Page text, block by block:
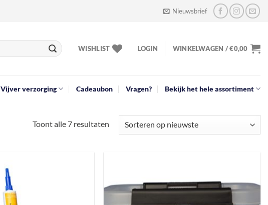
Nieuwsbrief
WISHLIST LOGIN WINKELWAGEN /€0,00
Vijver verzorging Cadeaubon Vragen? Bekijk het hele assortiment
Toont alle 7 resultatenGesorteerd
aan
verlanglijst